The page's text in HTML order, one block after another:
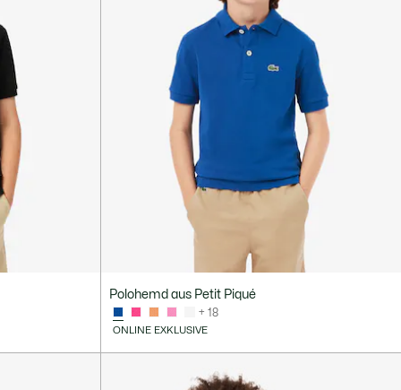
Polohemd aus Petit Piqué
+ 18
ONLINE EXKLUSIVE